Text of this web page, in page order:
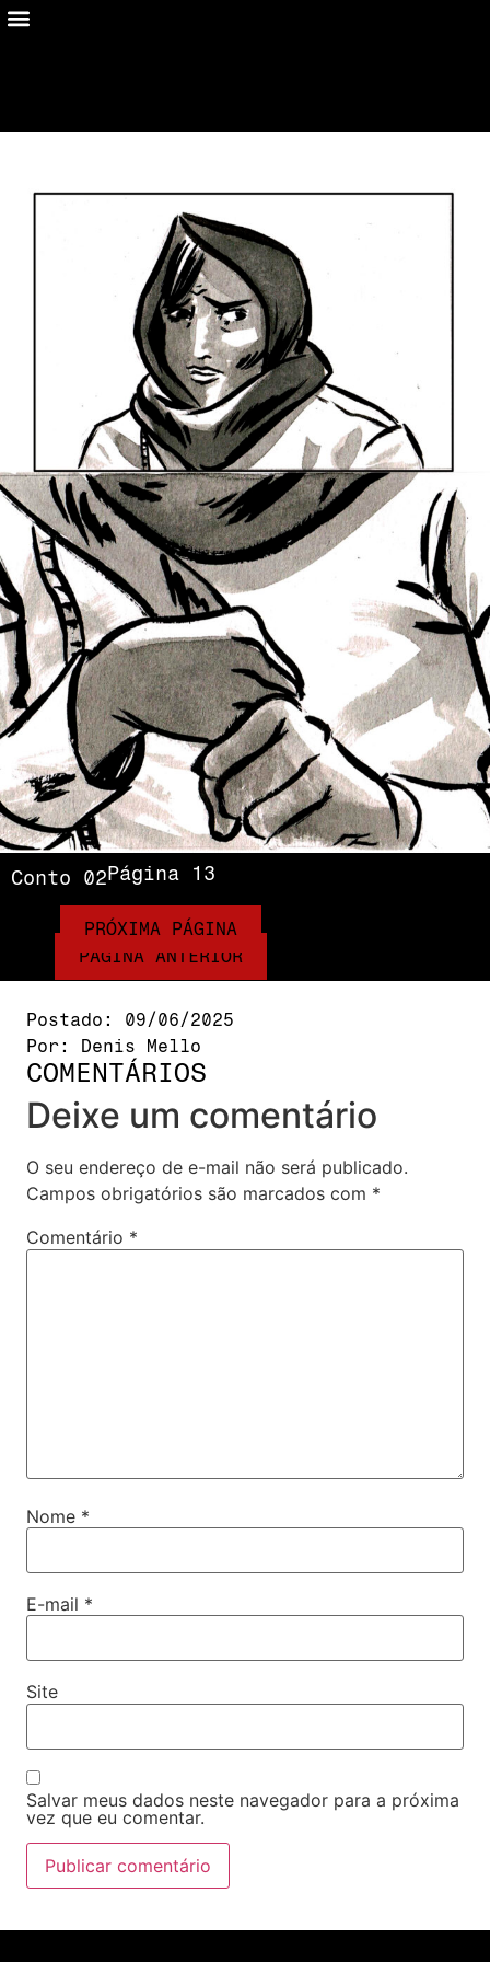
Conto 02Página 13
PÁGINA ANTERIOR
PRÓXIMA PÁGINA
Postado:
09/06/2025
Por:
Denis Mello
COMENTÁRIOS
Deixe um comentário
O seu endereço de e-mail não será publicado.
Campos obrigatórios são marcados com *
Comentário *
Nome *
E-mail *
Site
Salvar meus dados neste navegador para a próxima
vez que eu comentar.